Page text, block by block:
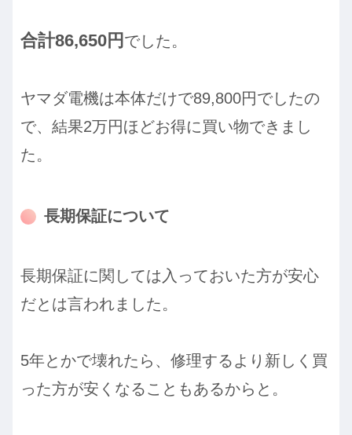
合計86,650円 でした。
ヤマダ電機は本体だけで89,800円でしたの
で、結果2万円ほどお得に買い物できまし
た。
長期保証について
長期保証に関しては入っておいた方が安心
だとは言われました。
5年とかで壊れたら、修理するより新しく買
った方が安くなることもあるからと。